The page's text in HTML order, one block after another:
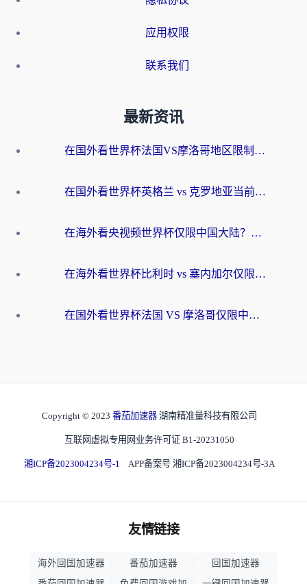
应用权限
联系我们
最新资讯
在国外看世界杯法国VS摩洛哥地区限制？这篇指南让你流畅看中文解说无压力
在国外看世界杯英格兰 vs 克罗地亚当前地区不可播放？这篇指南帮你搞定所有海外观赛难题
在海外看央视频世界杯仅限中国大陆？这篇指南帮你解锁中文解说+无卡顿直播
在海外看世界杯比利时 vs 塞内加尔仅限中国大陆？我找到了最流畅的中文解说之路
在国外看世界杯法国 VS 摩洛哥仅限中国大陆？海外党这样看中文解说赛事不卡顿
Copyright © 2023 番茄加速器 湖南精准量科技有限公司
互联网虚拟专用网业务许可证 B1-20231050
湘ICP备2023004234号-1 APP备案号 湘ICP备2023004234号-3A
友情链接
海外回国加速器 番茄加速器
回国加速器